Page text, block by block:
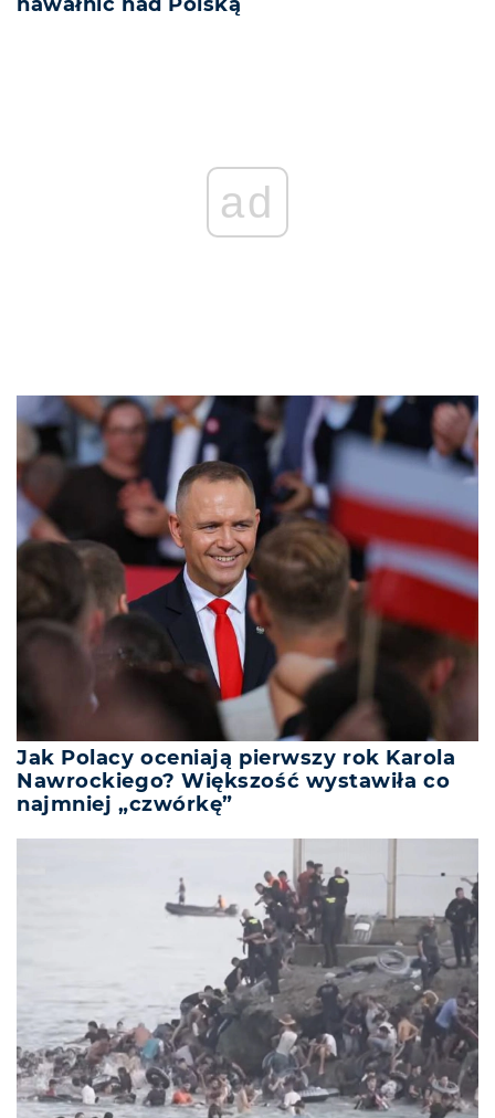
ad
Jak Polacy oceniają pierwszy rok Karola
Nawrockiego? Większość wystawiła co
najmniej „czwórkę”